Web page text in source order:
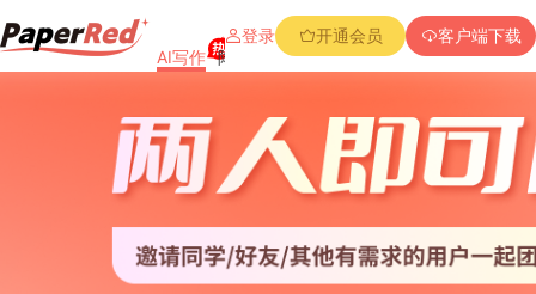
AI写作 降重复率 降Aigc率 免费查重 PPT创作
登录 开通会员 客户端下载
写作记录
折叠流程图